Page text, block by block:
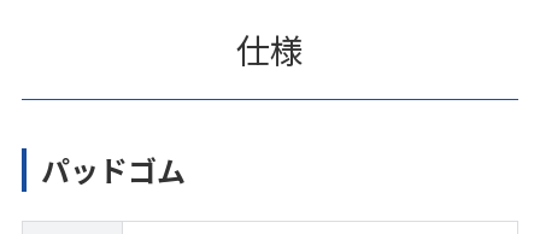
仕様
パッドゴム